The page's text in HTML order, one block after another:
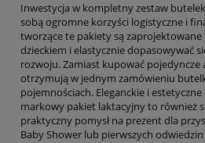
Inwestycja w kompletny zestaw
sobą ogromne korzyści logistyczne i
tworzące te pakiety są zaprojektowane
dzieckiem i elastycznie dopasowywać
rozwoju. Zamiast kupować pojedyncze
otrzymują w jednym zamówieniu
pojemnościach. Eleganckie i
markowy pakiet laktacyjny to również
praktyczny pomysł na prezent dla
Baby Shower lub pierwszych